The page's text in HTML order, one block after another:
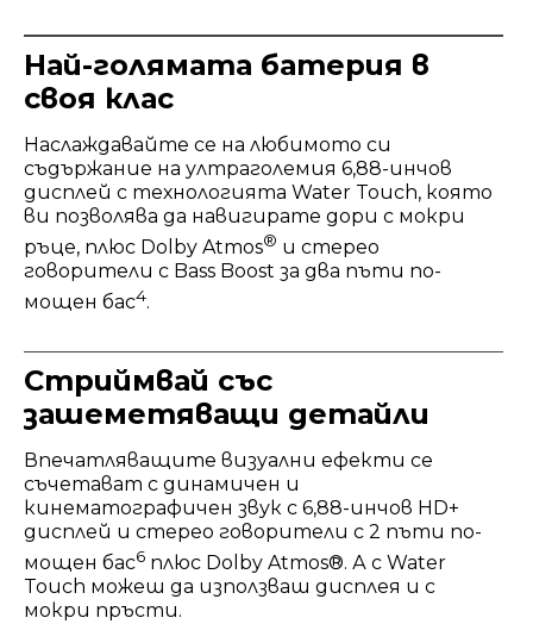
Най-голямата батерия в
своя клас
Наслаждавайте се на любимото си
съдържание на ултраголемия 6,88-инчов
дисплей с технологията Water Touch, която
ви позволява да навигирате дори с мокри
ръце, плюс Dolby Atmos® и стерео
говорители с Bass Boost за два пъти по-
мощен бас4.
Стриймвай със
зашеметяващи детайли
Впечатляващите визуални ефекти се
съчетават с динамичен и
кинематографичен звук с 6,88-инчов HD+
дисплей и стерео говорители с 2 пъти по-
мощен бас6 плюс Dolby Atmos®. А с Water
Touch можеш да използваш дисплея и с
мокри пръсти.